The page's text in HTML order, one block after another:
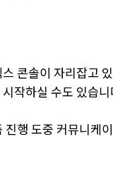
콘솔이 자리잡고
작하실 수도 있습니
행 도중 커뮤니케